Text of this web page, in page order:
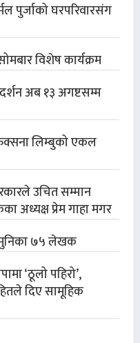
पुर्जाको घरपरिवारसंग
विशेष कार्यक्रम
अब १३ अगष्टसम्म
लिम्बुको एकल
उचित सम्मान
अध्यक्ष प्रेम गाहा मगर
७५ लेखक
‘ठूलो पहिरो’,
दिए सामूहिक